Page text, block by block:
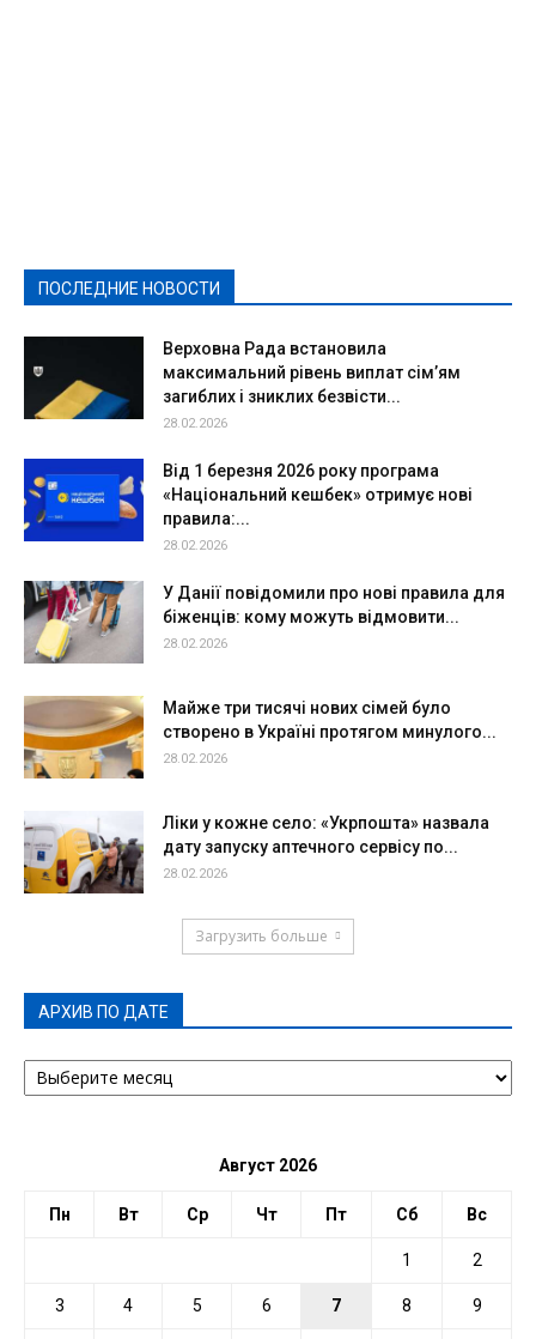
ПОСЛЕДНИЕ НОВОСТИ
Верховна Рада встановила
максимальний рівень виплат сім’ям
загиблих і зниклих безвісти...
28.02.2026
Від 1 березня 2026 року програма
«Національний кешбек» отримує нові
правила:...
28.02.2026
У Данії повідомили про нові правила для
біженців: кому можуть відмовити...
28.02.2026
Майже три тисячі нових сімей було
створено в Україні протягом минулого...
28.02.2026
Ліки у кожне село: «Укрпошта» назвала
дату запуску аптечного сервісу по...
28.02.2026
Загрузить больше
АРХИВ ПО ДАТЕ
АРХИВ
ПО
Август 2026
Пн Вт Ср Чт Пт Сб Вс
1 2
3 4 5 6 7 8 9